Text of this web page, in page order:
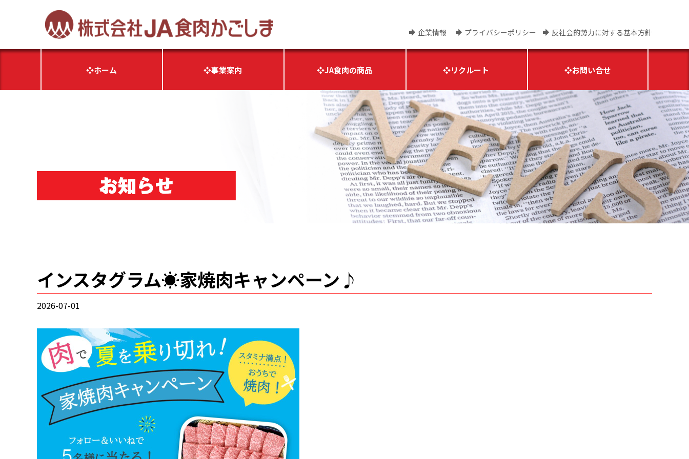
企業情報 プライバシーポリシー 反社会的勢力に対する基本方針
❖ホーム ❖事業案内 ❖JA食肉の商品 ❖リクルート ❖お問い合せ
インスタグラム☀️家焼肉キャンペーン♪
2026-07-01